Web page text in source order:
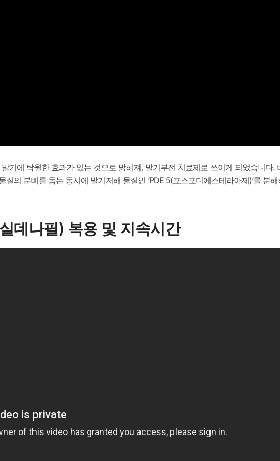
기에 탁월한 효과가 있는 것으로 밝혀져, 발기부전 치료제로 쓰이게 되었습니다.
질의 분비를 돕는 동시에 발기저해 물질인 ‘PDE 5(포스포디에스테라아제)’를 분
데나필) 복용 및 지속시간